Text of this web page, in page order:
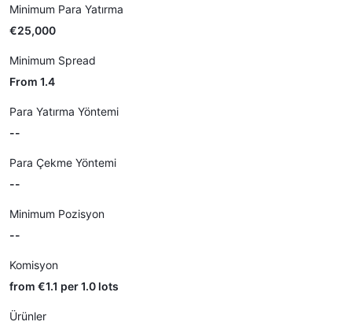
Minimum Para Yatırma
€25,000
Minimum Spread
From 1.4
Para Yatırma Yöntemi
--
Para Çekme Yöntemi
--
Minimum Pozisyon
--
Komisyon
from €1.1 per 1.0 lots
Ürünler